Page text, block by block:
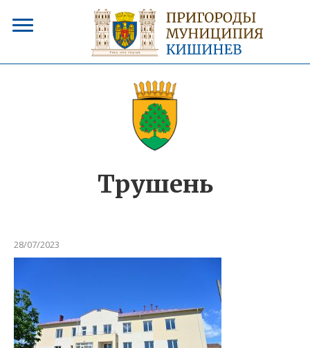
Трушень
28/07/2023